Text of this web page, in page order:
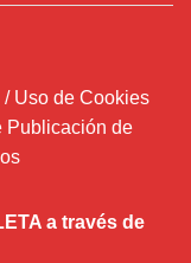
Uso de Cookies
Publicación de
a través de